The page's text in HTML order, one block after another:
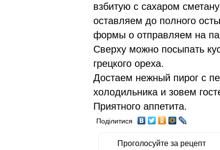
взбитую с сахаром
оставляем до полного
формы о отправляем на
Сверху можно посыпать
грецкого ореха.
Достаем нежный пирог с
холодильника и зовем
Приятного аппетита.
Поділитися
Проголосуйте за рецепт